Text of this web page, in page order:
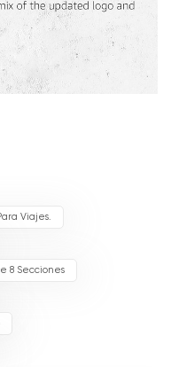
Viajes.
8 Secciones